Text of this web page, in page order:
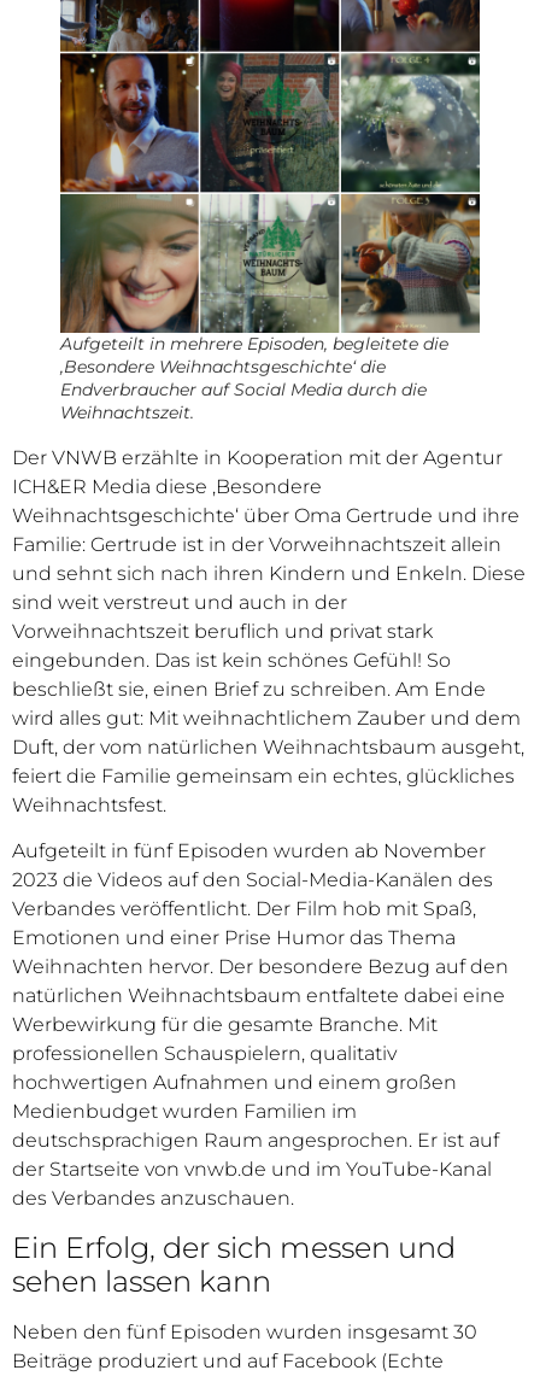
Aufgeteilt in mehrere Episoden, begleitete die
‚Besondere Weihnachtsgeschichte‘ die
Endverbraucher auf Social Media durch die
Weihnachtszeit.
Der VNWB erzählte in Kooperation mit der Agentur
ICH&ER Media diese ‚Besondere
Weihnachtsgeschichte‘ über Oma Gertrude und ihre
Familie: Gertrude ist in der Vorweihnachtszeit allein
und sehnt sich nach ihren Kindern und Enkeln. Diese
sind weit verstreut und auch in der
Vorweihnachtszeit beruflich und privat stark
eingebunden. Das ist kein schönes Gefühl! So
beschließt sie, einen Brief zu schreiben. Am Ende
wird alles gut: Mit weihnachtlichem Zauber und dem
Duft, der vom natürlichen Weihnachtsbaum ausgeht,
feiert die Familie gemeinsam ein echtes, glückliches
Weihnachtsfest.
Aufgeteilt in fünf Episoden wurden ab November
2023 die Videos auf den Social-Media-Kanälen des
Verbandes veröffentlicht. Der Film hob mit Spaß,
Emotionen und einer Prise Humor das Thema
Weihnachten hervor. Der besondere Bezug auf den
natürlichen Weihnachtsbaum entfaltete dabei eine
Werbewirkung für die gesamte Branche. Mit
professionellen Schauspielern, qualitativ
hochwertigen Aufnahmen und einem großen
Medienbudget wurden Familien im
deutschsprachigen Raum angesprochen. Er ist auf
der Startseite von vnwb.de und im YouTube-Kanal
des Verbandes anzuschauen.
Ein Erfolg, der sich messen und
sehen lassen kann
Neben den fünf Episoden wurden insgesamt 30
Beiträge produziert und auf Facebook (Echte